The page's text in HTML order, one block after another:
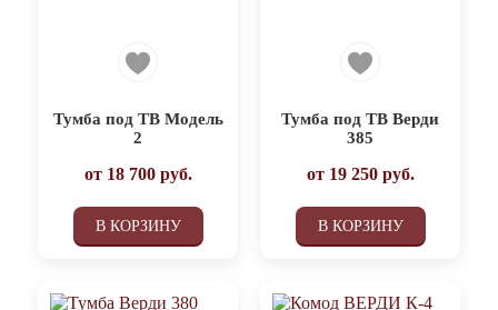
Тумба под ТВ Модель
2
от 18 700руб.
В КОРЗИНУ
Тумба под ТВ Верди
385
от 19 250руб.
В КОРЗИНУ